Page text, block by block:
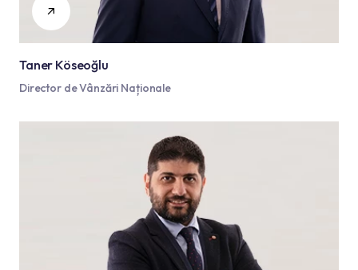
Taner Köseoğlu
Director de Vânzări Naționale